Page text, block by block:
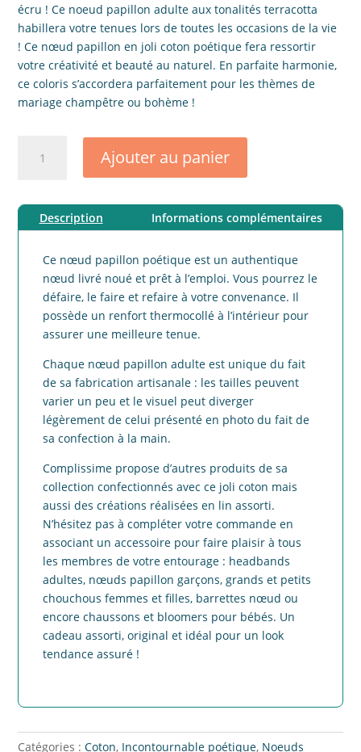
écru ! Ce noeud papillon adulte aux tonalités terracotta
habillera votre tenues lors de toutes les occasions de la vie
! Ce nœud papillon en joli coton poétique fera ressortir
votre créativité et beauté au naturel. En parfaite harmonie,
ce coloris s’accordera parfaitement pour les thèmes de
mariage champêtre ou bohème !
adulte
poétique
Ajouter au panier
Description Informations complémentaires
Ce nœud papillon poétique est un authentique
nœud livré noué et prêt à l’emploi. Vous pourrez le
défaire, le faire et refaire à votre convenance. Il
possède un renfort thermocollé à l’intérieur pour
assurer une meilleure tenue.
Chaque nœud papillon adulte est unique du fait
de sa fabrication artisanale : les tailles peuvent
varier un peu et le visuel peut diverger
légèrement de celui présenté en photo du fait de
sa confection à la main.
Complissime propose d’autres produits de sa
collection confectionnés avec ce joli coton mais
aussi des créations réalisées en lin assorti.
N’hésitez pas à compléter votre commande en
associant un accessoire pour faire plaisir à tous
les membres de votre entourage : headbands
adultes, nœuds papillon garçons, grands et petits
chouchous femmes et filles, barrettes nœud ou
encore chaussons et bloomers pour bébés. Un
cadeau assorti, original et idéal pour un look
tendance assuré !
Catégories :Coton, Incontournable poétique, Noeuds